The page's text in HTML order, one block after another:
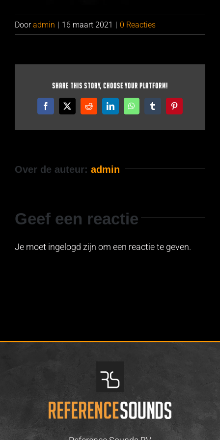
Dooradmin 16 maart 2021 0 Reacties
Share This Story, Choose Your Platform!
Facebook
X RedditLinkedInWhatsAppTumblrPinterest
Over de auteur: admin
Geef een reactie
Je moet ingelogd zijn om een reactie te geven.